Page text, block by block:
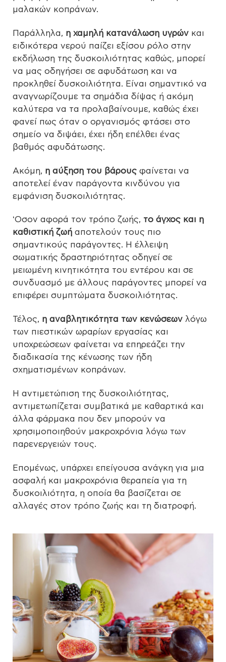
μαλακών κοπράνων.
Παράλληλα, η χαμηλή κατανάλωση υγρών και
ειδικότερα νερού παίζει εξίσου ρόλο στην
εκδήλωση της δυσκοιλιότητας καθώς, μπορεί
να μας οδηγήσει σε αφυδάτωση και να
προκληθεί δυσκοιλιότητα. Είναι σημαντικό να
αναγνωρίζουμε τα σημάδια δίψας ή ακόμη
καλύτερα να τα προλαβαίνουμε, καθώς έχει
φανεί πως όταν ο οργανισμός φτάσει στο
σημείο να διψάει, έχει ήδη επέλθει ένας
βαθμός αφυδάτωσης.
Ακόμη, η αύξηση του βάρους φαίνεται να
αποτελεί έναν παράγοντα κινδύνου για
εμφάνιση δυσκοιλιότητας.
‘Οσον αφορά τον τρόπο ζωής, το άγχος και η
καθιστική ζωή αποτελούν τους πιο
σημαντικούς παράγοντες. Η έλλειψη
σωματικής δραστηριότητας οδηγεί σε
μειωμένη κινητικότητα του εντέρου και σε
συνδυασμό με άλλους παράγοντες μπορεί να
επιφέρει συμπτώματα δυσκοιλιότητας.
Τέλος, η αναβλητικότητα των κενώσεων λόγω
των πιεστικών ωραρίων εργασίας και
υποχρεώσεων φαίνεται να επηρεάζει την
διαδικασία της κένωσης των ήδη
σχηματισμένων κοπράνων.
Η αντιμετώπιση της δυσκοιλιότητας,
αντιμετωπίζεται συμβατικά με καθαρτικά και
άλλα φάρμακα που δεν μπορούν να
χρησιμοποιηθούν μακροχρόνια λόγω των
παρενεργειών τους.
Επομένως, υπάρχει επείγουσα ανάγκη για μια
ασφαλή και μακροχρόνια θεραπεία για τη
δυσκοιλιότητα, η οποία θα βασίζεται σε
αλλαγές στον τρόπο ζωής και τη διατροφή.